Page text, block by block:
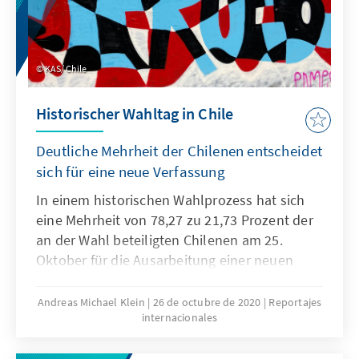
KAS/ Chile
Historischer Wahltag in Chile
Deutliche Mehrheit der Chilenen entscheidet
sich für eine neue Verfassung
In einem historischen Wahlprozess hat sich
eine Mehrheit von 78,27 zu 21,73 Prozent der
an der Wahl beteiligten Chilenen am 25.
Oktober für die Ausarbeitung einer neuen
„Stimme ab und wähle das Land, das Du
möchtest“ („Vota y elige el país que quieres“)
Andreas Michael Klein 26 de octubre de 2020
Reportajes
internacionales